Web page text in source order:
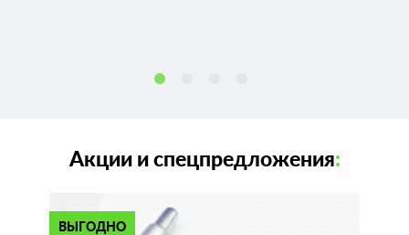
Акции и спецпредложения:
ВЫГОДНО